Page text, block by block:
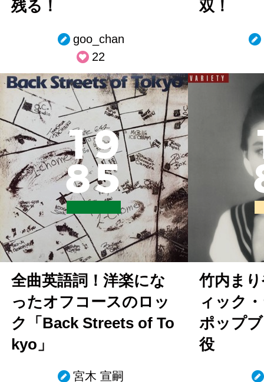
残る！
goo_chan
22
双！
19
85
全曲英語詞！洋楽にな
ったオフコースのロッ
ク「Back Streets of To
kyo」
宮木 宣嗣
竹内ま
ィック
ポップ
役